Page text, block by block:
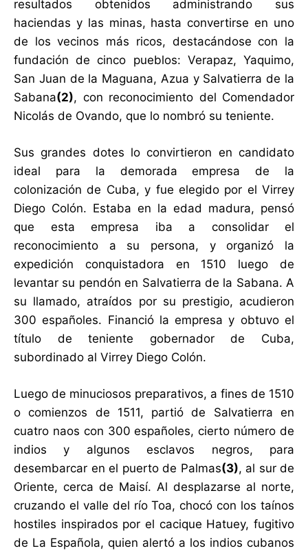
resultados obtenidos administrando sus
haciendas y las minas, hasta convertirse en uno
de los vecinos más ricos, destacándose con la
fundación de cinco pueblos: Verapaz, Yaquimo,
San Juan de la Maguana, Azua y Salvatierra de la
Sabana(2), con reconocimiento del Comendador
Nicolás de Ovando, que lo nombró su teniente.
Sus grandes dotes lo convirtieron en candidato
ideal para la demorada empresa de la
colonización de Cuba, y fue elegido por el Virrey
Diego Colón. Estaba en la edad madura, pensó
que esta empresa iba a consolidar el
reconocimiento a su persona, y organizó la
expedición conquistadora en 1510 luego de
levantar su pendón en Salvatierra de la Sabana. A
su llamado, atraídos por su prestigio, acudieron
300 españoles. Financió la empresa y obtuvo el
título de teniente gobernador de Cuba,
subordinado al Virrey Diego Colón.
Luego de minuciosos preparativos, a fines de 1510
o comienzos de 1511, partió de Salvatierra en
cuatro naos con 300 españoles, cierto número de
indios y algunos esclavos negros, para
desembarcar en el puerto de Palmas(3), al sur de
Oriente, cerca de Maisí. Al desplazarse al norte,
cruzando el valle del río Toa, chocó con los taínos
hostiles inspirados por el cacique Hatuey, fugitivo
de La Española, quien alertó a los indios cubanos